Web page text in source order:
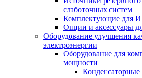
слаботочных систем
Комплектующие для
Опции и аксессуары
Оборудование улучшения
электроэнергии
Оборудование для
мощности
Конденсаторные